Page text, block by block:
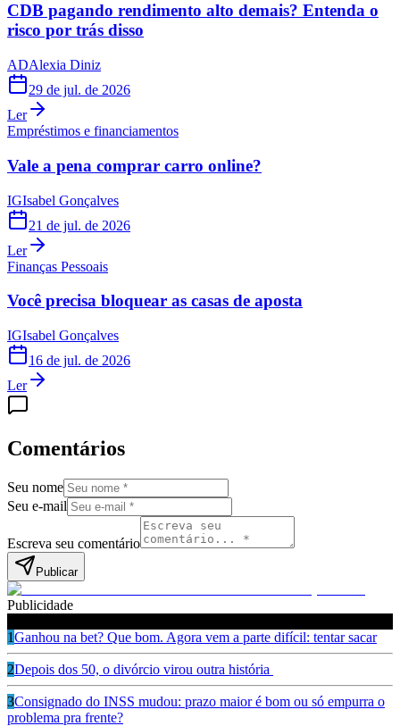
CDB pagando rendimento alto demais? Entenda o
risco por trás disso
ADAlexia Diniz
29 de jul. de 2026
Ler
Empréstimos e financiamentos
Vale a pena comprar carro online?
IGIsabel Gonçalves
21 de jul. de 2026
Ler
Finanças Pessoais
Você precisa bloquear as casas de aposta
IGIsabel Gonçalves
16 de jul. de 2026
Ler
Comentários
Seu nome
Seu e-mail
Escreva seu comentário
Publicar
Publicidade
1Ganhou na bet? Que bom. Agora vem a parte difícil: tentar sacar
2Depois dos 50, o divórcio virou outra história
3Consignado do INSS mudou: prazo maior é bom ou só empurra o
problema pra frente?